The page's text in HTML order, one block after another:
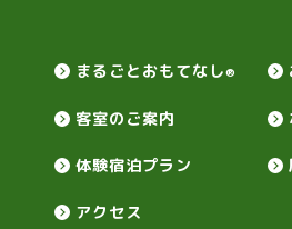
まるごとおもてなし®
客室のご案内
体験宿泊プラン
アクセス